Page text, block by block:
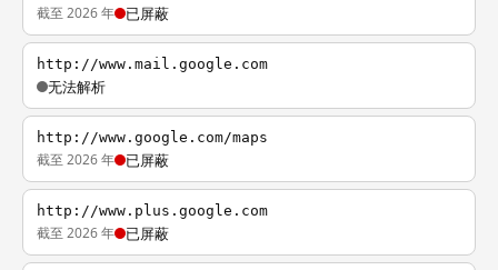
截至 2026 年 已屏蔽
http://www.mail.google.com
无法解析
http://www.google.com/maps
截至 2026 年 已屏蔽
http://www.plus.google.com
截至 2026 年 已屏蔽